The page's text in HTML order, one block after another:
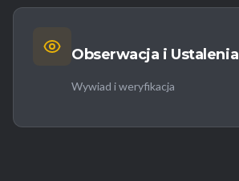
Obserwacja i Ustalenia
Wywiad i weryfikacja